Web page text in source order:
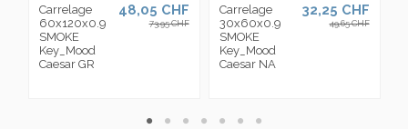
Carrelage
60x120x0.9
SMOKE
Key_Mood
Caesar GR
48,05 CHF
73,95 CHF
Carrelage
30x60x0.9
SMOKE
Key_Mood
Caesar NA
32,25 CHF
49,65 CHF